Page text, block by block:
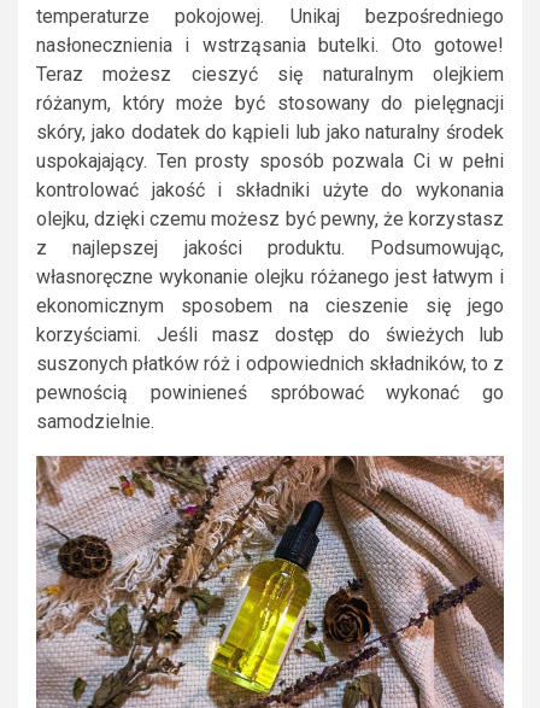
temperaturze pokojowej. Unikaj bezpośredniego
nasłonecznienia i wstrząsania butelki. Oto gotowe!
Teraz możesz cieszyć się naturalnym olejkiem
różanym, który może być stosowany do pielęgnacji
skóry, jako dodatek do kąpieli lub jako naturalny środek
uspokajający. Ten prosty sposób pozwala Ci w pełni
kontrolować jakość i składniki użyte do wykonania
olejku, dzięki czemu możesz być pewny, że korzystasz
z najlepszej jakości produktu. Podsumowując,
własnoręczne wykonanie olejku różanego jest łatwym i
ekonomicznym sposobem na cieszenie się jego
korzyściami. Jeśli masz dostęp do świeżych lub
suszonych płatków róż i odpowiednich składników, to z
pewnością powinieneś spróbować wykonać go
samodzielnie.